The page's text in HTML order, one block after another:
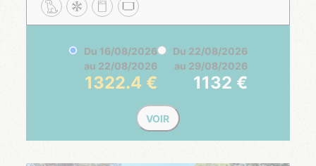
Du 16/08/2026
au 22/08/2026
1322.4
Du 22/08/2026
au 29/08/2026
1132
VOIR